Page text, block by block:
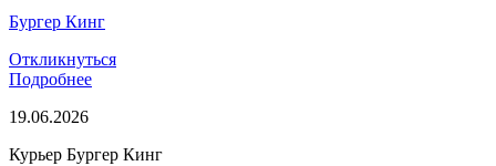
Бургер Кинг
Откликнуться
Подробнее
19.06.2026
Курьер Бургер Кинг